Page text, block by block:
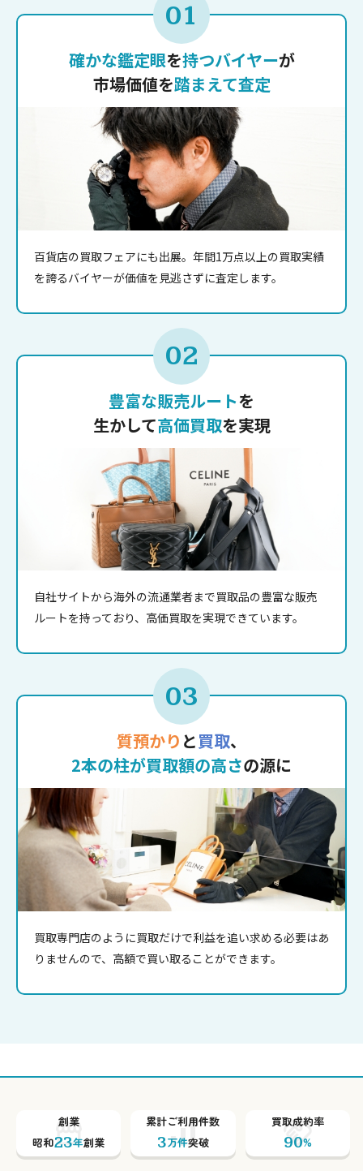
01
確かな鑑定眼を持つバイヤーが
市場価値を踏まえて査定
百貨店の買取フェアにも出展。年間1万点以上の買取実績
を誇るバイヤーが価値を見逃さずに査定します。
02
豊富な販売ルートを
生かして高価買取を実現
自社サイトから海外の流通業者まで買取品の豊富な販売
ルートを持っており、高価買取を実現できています。
03
質預かり と買取、
2本の柱が買取額の高さの源に
買取専門店のように買取だけで利益を追い求める必要はあ
りませんので、高額で買い取ることができます。
創業
昭和23年創業
累計ご利用件数
3万件突破
買取成約率
90%